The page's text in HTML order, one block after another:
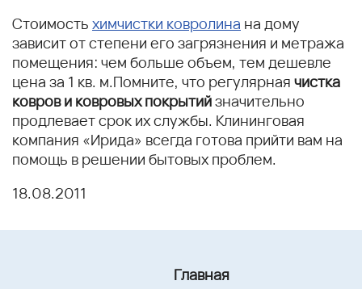
Стоимость химчистки ковролина на дому
зависит от степени его загрязнения и метража
помещения: чем больше объем, тем дешевле
цена за 1 кв. м.Помните, что регулярная чистка
ковров и ковровых покрытийзначительно
продлевает срок их службы. Клининговая
компания «Ирида» всегда готова прийти вам на
помощь в решении бытовых проблем.
18.08.2011
Главная